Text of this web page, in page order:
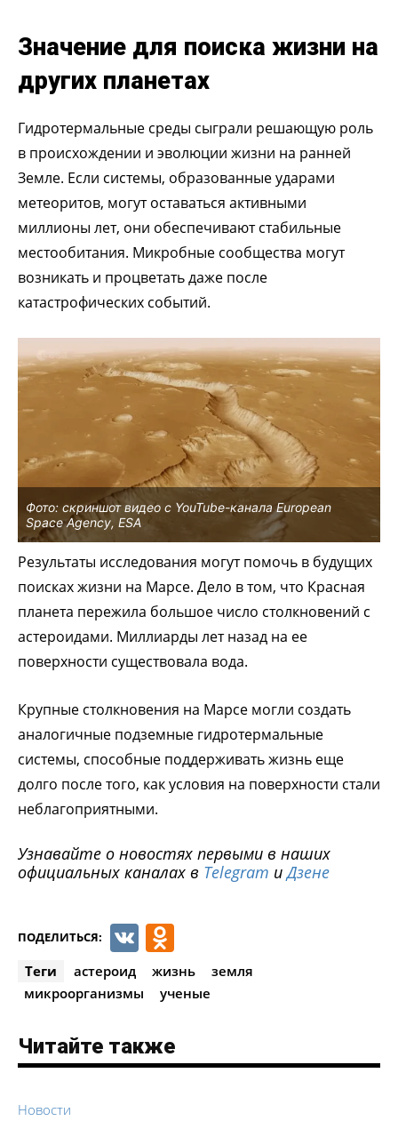
Значение для поиска жизни на
других планетах
Гидротермальные среды сыграли решающую роль
в происхождении и эволюции жизни на ранней
Земле. Если системы, образованные ударами
метеоритов, могут оставаться активными
миллионы лет, они обеспечивают стабильные
местообитания. Микробные сообщества могут
возникать и процветать даже после
катастрофических событий.
Фото: скриншот видео с YouTube-канала European
Space Agency, ESA
Результаты исследования могут помочь в будущих
поисках жизни на Марсе. Дело в том, что Красная
планета пережила большое число столкновений с
астероидами. Миллиарды лет назад на ее
поверхности существовала вода.
Крупные столкновения на Марсе могли создать
аналогичные подземные гидротермальные
системы, способные поддерживать жизнь еще
долго после того, как условия на поверхности стали
неблагоприятными.
Узнавайте о новостях первыми в наших
официальных каналах в Telegram иДзене
ПОДЕЛИТЬСЯ: VK
Теги астероид жизнь
земля
микроорганизмы
ученые
Читайте также
Новости